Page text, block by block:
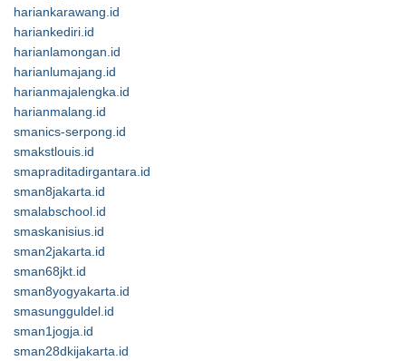
hariankarawang.id
hariankediri.id
harianlamongan.id
harianlumajang.id
harianmajalengka.id
harianmalang.id
smanics-serpong.id
smakstlouis.id
smapraditadirgantara.id
sman8jakarta.id
smalabschool.id
smaskanisius.id
sman2jakarta.id
sman68jkt.id
sman8yogyakarta.id
smasungguldel.id
sman1jogja.id
sman28dkijakarta.id